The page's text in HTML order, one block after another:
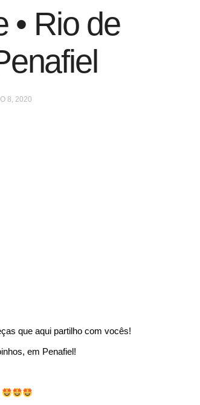
• Rio de
8, 2020
que aqui partilho com vocês!
em Penafiel!